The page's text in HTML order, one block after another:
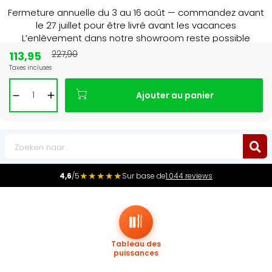
Fermeture annuelle du 3 au 16 août — commandez avant
le 27 juillet pour être livré avant les vacances
L’enlèvement dans notre showroom reste possible
4,6/5★★★★★Sur base de1.044 reviews
Tableau des
puissances
113,95
Taxes incluses
227,90
Ajouter au panier